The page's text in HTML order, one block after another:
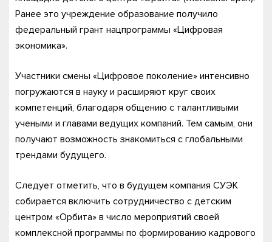
Ранее это учреждение образование получило
федеральный грант нацпрограммы «Цифровая
экономика».
Участники смены «Цифровое поколение» интенсивно
погружаются в науку и расширяют круг своих
компетенций, благодаря общению с талантливыми
учеными и главами ведущих компаний. Тем самым, они
получают возможность знакомиться с глобальными
трендами будущего.
Следует отметить, что в будущем компания СУЭК
собирается включить сотрудничество с детским
центром «Орбита» в число мероприятий своей
комплексной программы по формированию кадрового